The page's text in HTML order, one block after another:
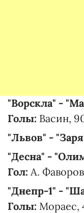
"Ворскла" -
Голы: Васин,
"Львов" -
"Десна" -
Гол: А.
"Днепр-1" -
Голы: Мораес,